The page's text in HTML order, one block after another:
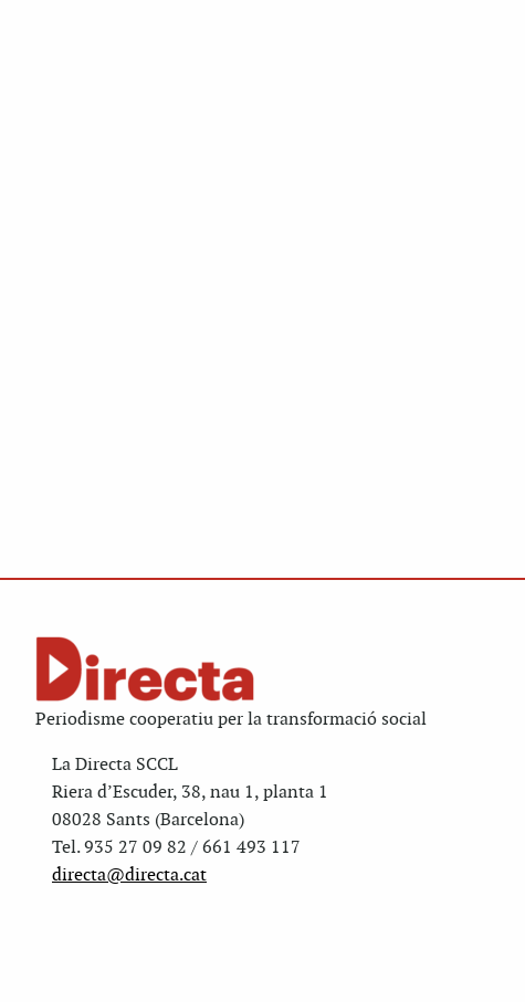
Periodisme cooperatiu per la transformació social
La Directa SCCL
Riera d’Escuder, 38, nau 1, planta 1
08028 Sants (Barcelona)
Tel. 935 27 09 82 / 661 493 117
directa@directa.cat